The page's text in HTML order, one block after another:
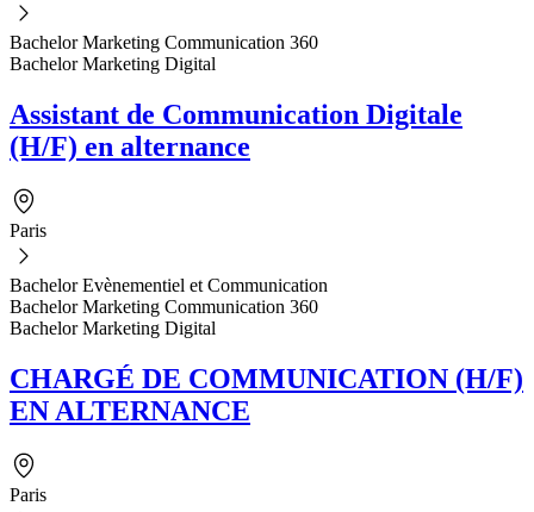
Bachelor Marketing Communication 360
Bachelor Marketing Digital
Assistant de Communication Digitale
(H/F) en alternance
Paris
Bachelor Evènementiel et Communication
Bachelor Marketing Communication 360
Bachelor Marketing Digital
CHARGÉ DE COMMUNICATION (H/F)
EN ALTERNANCE
Paris